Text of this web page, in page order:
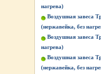
нагрева)
Воздушная завеса
(нержавейка, без
Воздушная завеса
нагрева)
Воздушная завеса
(нержавейка, без